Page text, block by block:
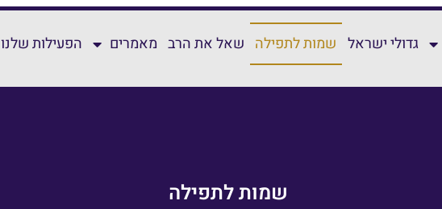
גדולי ישראל שמות לתפילה שאל את הרב מאמרים הפעילות שלנו
שמות לתפילה